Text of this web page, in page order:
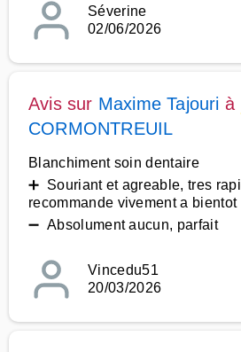
Séverine
02/06/2026
Avis sur Maxime Tajouri à
CORMONTREUIL
Blanchiment soin dentaire
➕ Souriant et agreable, tres
recommande vivement a bientot
➖ Absolument aucun, parfait
Vincedu51
20/03/2026